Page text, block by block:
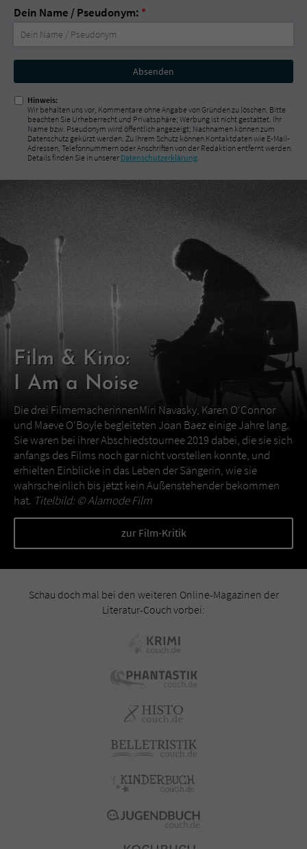
Dein Name / Pseudonym: *
Nicht
ausfüllen!
Hinweis:
Wir behalten uns vor, Kommentare ohne Angabe von Gründen zu löschen. Bitte
beachten Sie Urheberrecht und Privatsphäre; Werbung ist nicht gestattet. Ihr
Name bzw. Pseudonym wird öffentlich angezeigt; Nachnamen können zum
Datenschutz gekürzt werden. Zu Ihrem Schutz können Kontaktdaten wie E-Mail-
Adressen, Telefonnummern oder Anschriften von der Redaktion entfernt werden.
Details finden Sie in unserer Datenschutzerklärung
Film & Kino:
I Am a Noise
Die drei FilmemacherinnenMiri Navasky, Karen O‘Connor
und Maeve O‘Boyle begleiteten Joan Baez einige Jahre lang.
Sie waren bei ihrer Abschiedstournee 2019 dabei, die sie sich
anfangs des Films noch gar nicht vorstellen konnte, und
erhielten Einblicke in das Leben der Sängerin, wie sie
wahrscheinlich bis jetzt kein Außenstehender bekommen
hat. Titelbild: ©Alamode Film
zur Film-Kritik
Schau doch mal bei den weiteren Online-Magazinen der
Literatur-Couch vorbei: